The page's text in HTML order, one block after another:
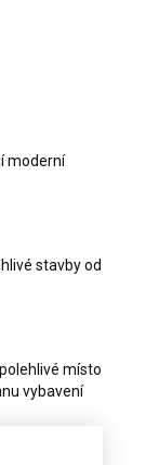
moderní
stavby od
místo
vybavení